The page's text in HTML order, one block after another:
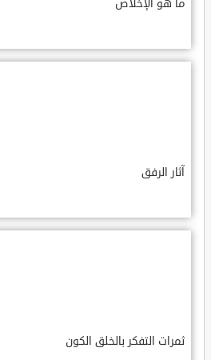
ما هو الإخلاص
آثار الرفق
ثمرات التفكر بالخلق الكون